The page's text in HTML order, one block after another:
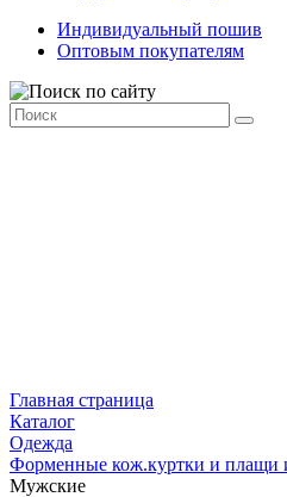
Индивидуальный пошив
Оптовым покупателям
Главная страница
Каталог
Одежда
Форменные кож.куртки и плащи
Мужские